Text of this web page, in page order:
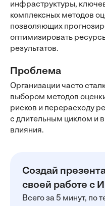
инфраструктуры,
комплексных методов
позволяющих
оптимизировать
результатов.
Проблема
Организации часто
выбором методов
рисков и перерасходу
с длительным циклом и
влияния.
Создай
своей работе с
Всего за 5 минут, по